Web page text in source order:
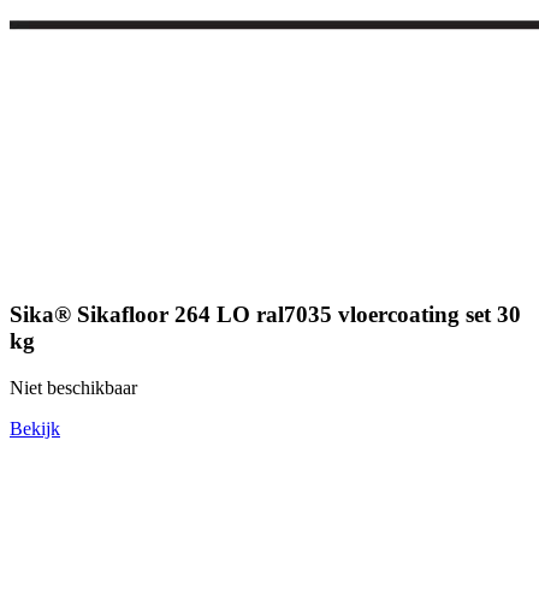
Sika® Sikafloor 264 LO ral7035 vloercoating set 30
kg
Niet beschikbaar
Bekijk